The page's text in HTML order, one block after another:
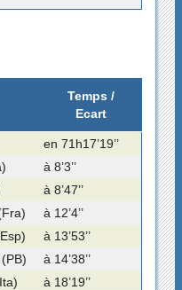
Temps /
Ecart
en 71h17’19’’
à 8’3’’
à 8’47’’
à 12’4’’
à 13’53’’
à 14’38’’
à 18’19’’